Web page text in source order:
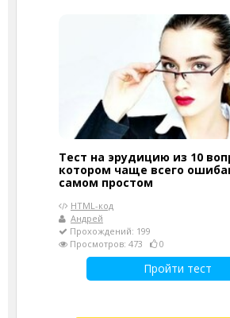
Тест на эрудицию из 10
котором чаще всего
самом простом
HTML-код
Андрей
Прохождений: 199
Просмотров: 473
0
Пройти тест